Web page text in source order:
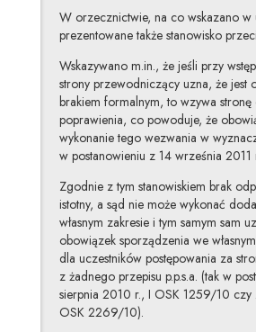
W orzecznictwie, na co wskazano w
prezentowane także stanowisko
Wskazywano m.in., że jeśli przy
strony przewodniczący uzna, że jest
brakiem formalnym, to wzywa stronę
poprawienia, co powoduje, że
wykonanie tego wezwania w
w postanowieniu z 14 września 2011
Zgodnie z tym stanowiskiem brak
istotny, a sąd nie może wykonać
własnym zakresie i tym samym sam
obowiązek sporządzenia we
dla uczestników postępowania za
z żadnego przepisu p.p.s.a. (tak w
sierpnia 2010 r., I OSK 1259/10
OSK 2269/10).